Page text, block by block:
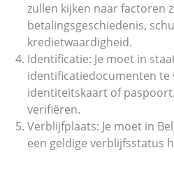
zullen kijken naar factoren
betalingsgeschiedenis,
kredietwaardigheid.
Identificatie: Je moet in
identificatiedocumenten te
identiteitskaart of
verifiëren.
Verblijfplaats: Je moet in
een geldige verblijfsstatus